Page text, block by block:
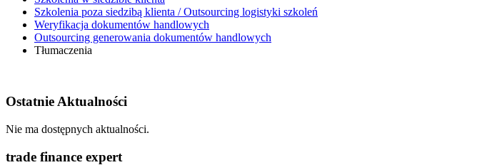
Szkolenia poza siedzibą klienta / Outsourcing logistyki szkoleń
Weryfikacja dokumentów handlowych
Outsourcing generowania dokumentów handlowych
Tłumaczenia
Ostatnie Aktualności
Nie ma dostępnych aktualności.
trade finance expert